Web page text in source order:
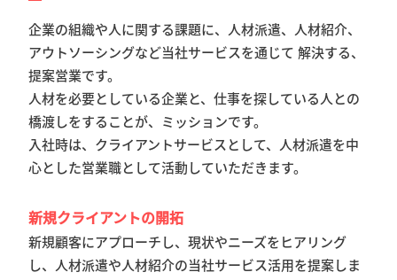
企業の組織や人に関する課題に、人材派遣、人材紹介、
アウトソーシングなど当社サービスを通じて 解決する、
提案営業です。
人材を必要としている企業と、仕事を探している人との
橋渡しをすることが、ミッションです。
入社時は、クライアントサービスとして、人材派遣を中
心とした営業職として活動していただきます。
新規クライアントの開拓
新規顧客にアプローチし、現状やニーズをヒアリング
し、人材派遣や人材紹介の当社サービス活用を提案しま